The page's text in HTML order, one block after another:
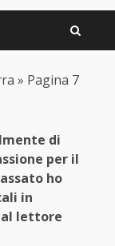
» Pagina 7
di
per il
ho
in
al lettore